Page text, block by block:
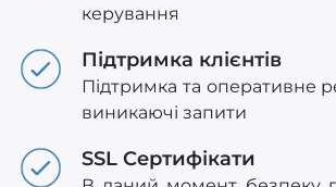
керування
Підтримка клієнтів
Підтримка та оперативне
виникаючі запити
SSL Сертифікати